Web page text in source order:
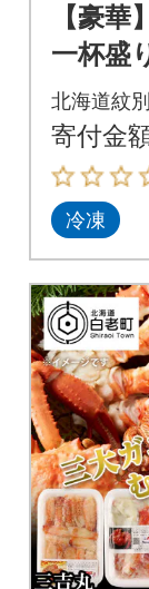
【豪華
一杯盛
祝い事
褒美に
北海道紋
寄付金
冷凍